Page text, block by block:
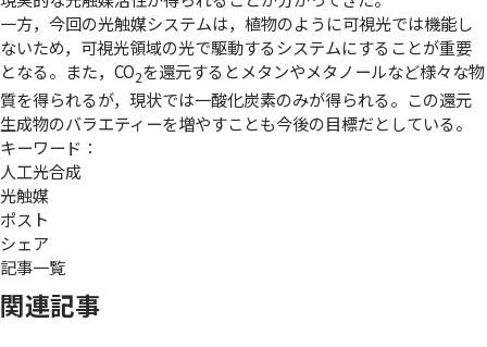
一方，今回の光触媒システムは，植物のように可視光では機能し
ないため，可視光領域の光で駆動するシステムにすることが重要
となる。また，CO2を還元するとメタンやメタノールなど様々な物
質を得られるが，現状では一酸化炭素のみが得られる。この還元
生成物のバラエティーを増やすことも今後の目標だとしている。
キーワード：
人工光合成
光触媒
ポスト
シェア
記事一覧
関連記事